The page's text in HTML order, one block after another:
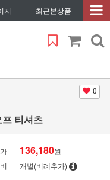
지 최근본상품
0
티셔츠
136,180원
개별(비례추가)